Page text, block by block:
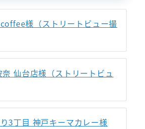
様（ストリートビュー撮
仙台店様（ストリートビュ
3丁目 神戸キーマカレー様